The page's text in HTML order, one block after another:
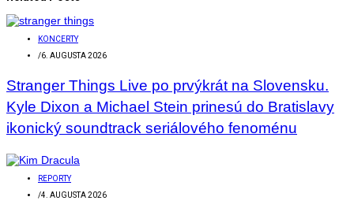
KONCERTY
/6. AUGUSTA 2026
Stranger Things Live po prvýkrát na Slovensku.
Kyle Dixon a Michael Stein prinesú do Bratislavy
ikonický soundtrack seriálového fenoménu
REPORTY
/4. AUGUSTA 2026